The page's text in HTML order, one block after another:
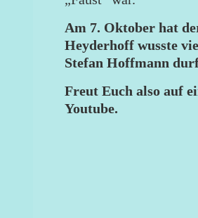
Am 7. Oktober hat
Heyderhoff wusste
Stefan Hoffmann
Freut Euch also auf
Youtube.